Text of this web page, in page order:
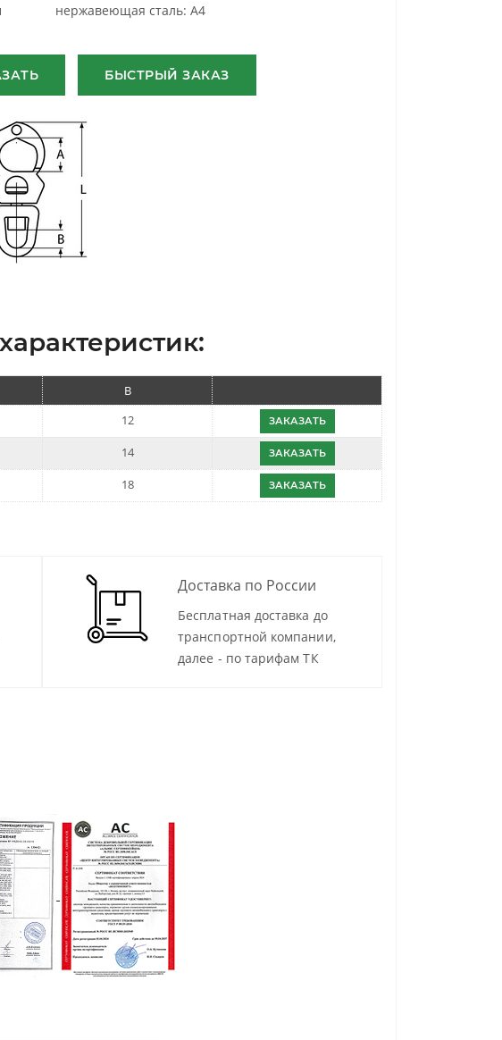
нержавеющая сталь: A4
БЫСТРЫЙ ЗАКАЗ
B
12 ЗАКАЗАТЬ
14 ЗАКАЗАТЬ
18 ЗАКАЗАТЬ
Доставка по России
Бесплатная доставка до
транспортной компании,
далее - по тарифам ТК